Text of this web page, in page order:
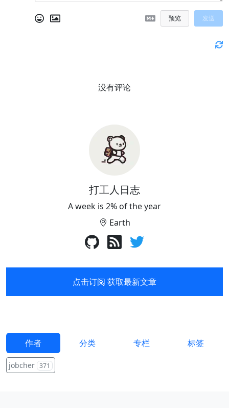
预览 发送
没有评论
打工人日志
A week is 2% of the year
Earth
点击订阅 获取最新文章
作者 分类 专栏 标签
jobcher 371